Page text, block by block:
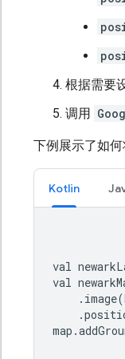
根据需要
调用
下例展示了如
Kotlin
val
val
. image(
.
map .